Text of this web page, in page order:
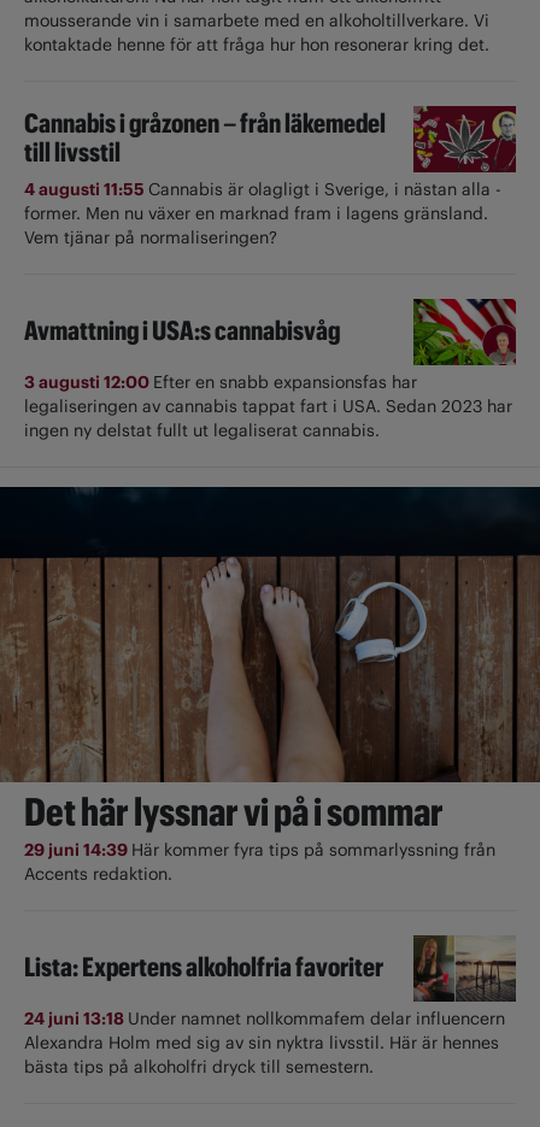
mousserande vin i samarbete med en alkoholtillverkare. Vi
kontaktade henne för att fråga hur hon resonerar kring det.
Cannabis i gråzonen – från läkemedel
till livsstil
4 augusti 11:55 Cannabis är olagligt i ­Sverige, i nästan alla ­
former. Men nu växer en marknad fram i lagens gränsland.
Vem tjänar på normaliseringen?
Avmattning i USA:s cannabisvåg
3 augusti 12:00 Efter en snabb expansionsfas har
legaliseringen av cannabis tappat fart i USA. Sedan 2023 har
ingen ny delstat fullt ut ­legaliserat cannabis.
Det här lyssnar vi på i sommar
29 juni 14:39 Här kommer fyra tips på sommarlyssning från
Accents redaktion.
Lista: Expertens alkoholfria favoriter
24 juni 13:18 Under namnet nollkommafem delar influencern
Alexandra Holm med sig av sin nyktra livsstil. Här är hennes
bästa tips på alkoholfri dryck till semestern.